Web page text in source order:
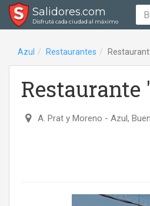
Salidores.com
Disfrutá cada ciudad al máximo
Azul Restaurantes
Restaurante
A. Prat y Moreno - Azul,